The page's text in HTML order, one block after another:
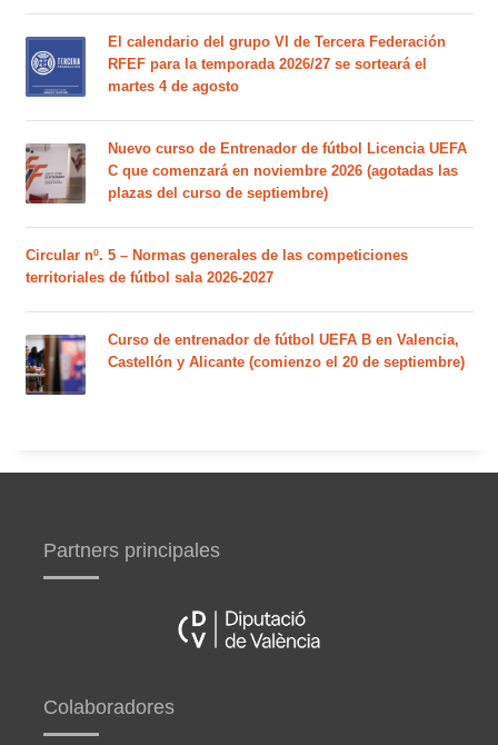
El calendario del grupo VI de Tercera Federación
RFEF para la temporada 2026/27 se sorteará el
martes 4 de agosto
Nuevo curso de Entrenador de fútbol Licencia UEFA
C que comenzará en noviembre 2026 (agotadas las
plazas del curso de septiembre)
Circular nº. 5 – Normas generales de las competiciones
territoriales de fútbol sala 2026-2027
Curso de entrenador de fútbol UEFA B en Valencia,
Castellón y Alicante (comienzo el 20 de septiembre)
Partners principales
Colaboradores